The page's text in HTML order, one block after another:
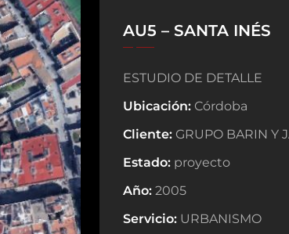
AU5 – SANTA INÉS
ESTUDIO DE DETALLE
Ubicación: Córdoba
Cliente: GRUPO BARIN Y
Estado: proyecto
Año: 2005
Servicio: URBANISMO